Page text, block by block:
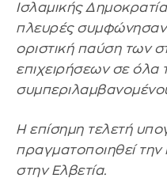
Ισλαμικής
πλευρές συμφώνησαν
οριστική παύση των
επιχειρήσεων σε όλα
Η επίσημη τελετή
πραγματοποιηθεί την
στην Ελβετία.